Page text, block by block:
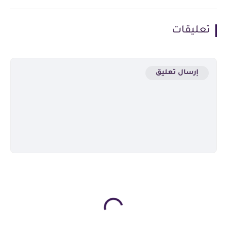
تعليقات
إرسال تعليق